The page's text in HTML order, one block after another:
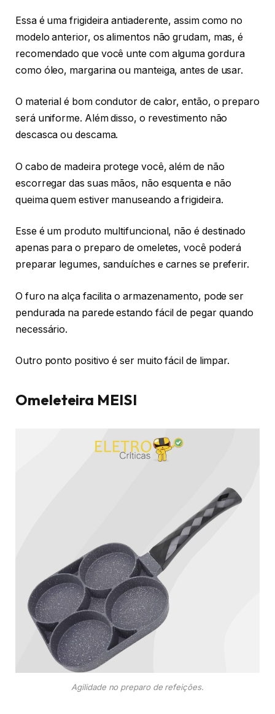
Essa é uma frigideira antiaderente, assim como no
modelo anterior, os alimentos não grudam, mas, é
recomendado que você unte com alguma gordura
como óleo, margarina ou manteiga, antes de usar.
O material é bom condutor de calor, então, o preparo
será uniforme. Além disso, o revestimento não
descasca ou descama.
O cabo de madeira protege você, além de não
escorregar das suas mãos, não esquenta e não
queima quem estiver manuseando a frigideira.
Esse é um produto multifuncional, não é destinado
apenas para o preparo de omeletes, você poderá
preparar legumes, sanduíches e carnes se preferir.
O furo na alça facilita o armazenamento, pode ser
pendurada na parede estando fácil de pegar quando
necessário.
Outro ponto positivo é ser muito fácil de limpar.
Omeleteira MEISI
Agilidade no preparo de refeições.